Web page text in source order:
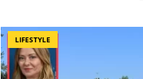
LIFESTYLE